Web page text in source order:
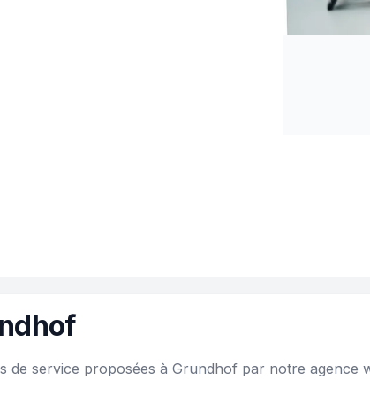
de service proposées à Grundhof par notre agence